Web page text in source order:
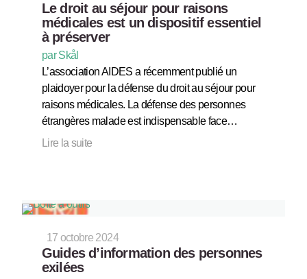
Le droit au séjour pour raisons
médicales est un dispositif essentiel
à préserver
par Skål
L’association AIDES a récemment publié un
plaidoyer pour la défense du droit au séjour pour
raisons médicales. La défense des personnes
étrangères malade est indispensable face…
Lire la suite
17 octobre 2024
Guides d’information des personnes
exilées